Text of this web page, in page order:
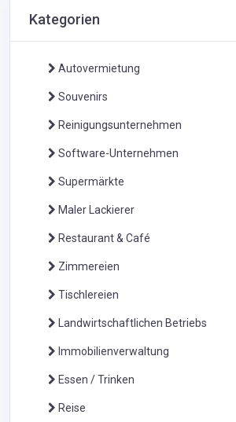
Kategorien
Autovermietung
Souvenirs
Reinigungsunternehmen
Software-Unternehmen
Supermärkte
Maler Lackierer
Restaurant & Café
Zimmereien
Tischlereien
Landwirtschaftlichen Betriebs
Immobilienverwaltung
Essen / Trinken
Reise